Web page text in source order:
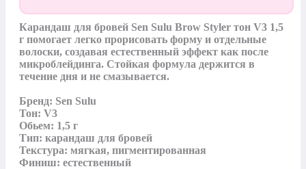
Карандаш для бровей Sen Sulu Brow Styler тон V3 1,5
г помогает легко прорисовать форму и отдельные
волоски, создавая естественный эффект как после
микроблейдинга. Стойкая формула держится в
течение дня и не смазывается.
Бренд: Sen Sulu
Тон: V3
Обьем: 1,5 г
Тип: карандаш для бровей
Текстура: мягкая, пигментированная
Финиш: естественный